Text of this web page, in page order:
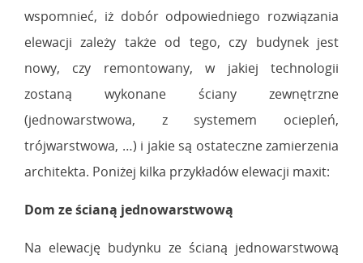
wspomnieć, iż dobór odpowiedniego rozwiązania
elewacji zależy także od tego, czy budynek jest
nowy, czy remontowany, w jakiej technologii
zostaną wykonane ściany zewnętrzne
(jednowarstwowa, z systemem ociepleń,
trójwarstwowa, …) i jakie są ostateczne zamierzenia
architekta. Poniżej kilka przykładów elewacji maxit:
Dom ze ścianą jednowarstwową
Na elewację budynku ze ścianą jednowarstwową